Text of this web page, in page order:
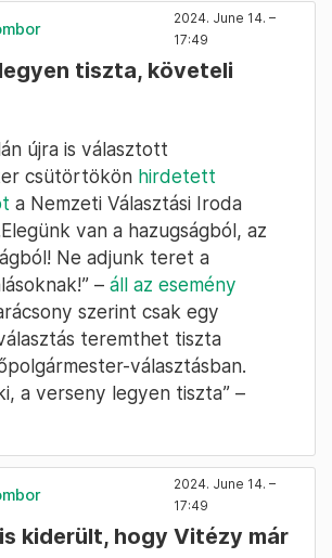
2024. June 14. –
17:49
tiszta, követeli
újra is választott
csütörtökön hirdetett
a Nemzeti Választási Iroda
van a hazugságból, az
Ne adjunk teret a
– áll az esemény
szerint csak egy
teremthet tiszta
választásban.
a verseny legyen tiszta” –
2024. June 14. –
17:49
kiderült, hogy Vitézy már